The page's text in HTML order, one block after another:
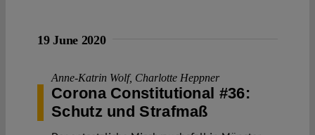
19 June 2020
Anne-Katrin Wolf, Charlotte Heppner
Corona Constitutional #36:
Schutz und Strafmaß